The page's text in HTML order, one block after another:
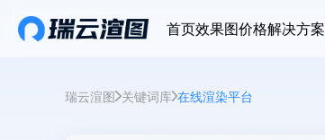
首页效果图价格解决方案
瑞云渲图 关键词库 在线渲染平台